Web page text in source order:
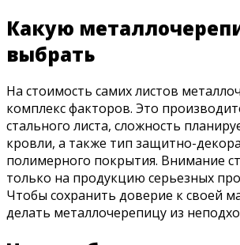
Какую
выбрать
На стоимость самих листов
комплекс факторов. Это
стального листа, сложность
кровли, а также тип защитно-
полимерного покрытия. Внимание
только на продукцию серьезных
Чтобы сохранить доверие к своей
делать металлочерепицу из